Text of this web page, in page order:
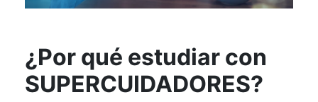
¿Por qué estudiar con
SUPERCUIDADORES?